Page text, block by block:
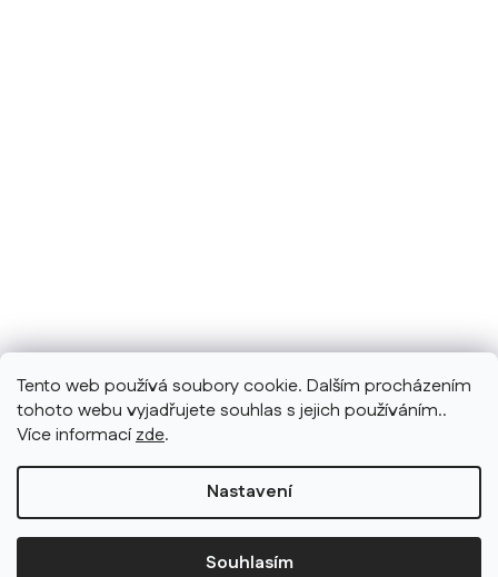
Tento web používá soubory cookie. Dalším procházením
tohoto webu vyjadřujete souhlas s jejich používáním..
Více informacízde.
Nastavení
Souhlasím